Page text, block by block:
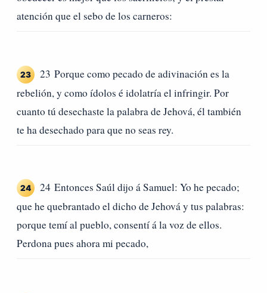
atención que el sebo de los carneros:
23
23 Porque como pecado de adivinación es la
rebelión, y como ídolos é idolatría el infringir. Por
cuanto tú desechaste la palabra de Jehová, él también
te ha desechado para que no seas rey.
24
24 Entonces Saúl dijo á Samuel: Yo he pecado;
que he quebrantado el dicho de Jehová y tus palabras:
porque temí al pueblo, consentí á la voz de ellos.
Perdona pues ahora mi pecado,